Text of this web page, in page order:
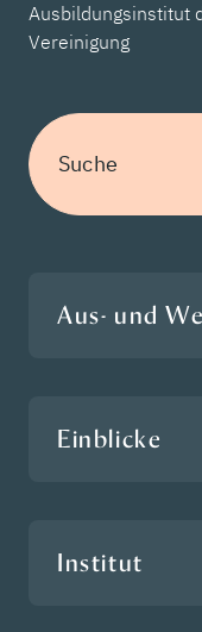
Ausbildungsinstitut
Vereinigung
Suche
Aus- und
Einblicke
Institut